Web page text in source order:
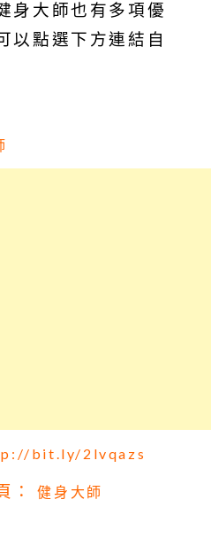
身大師也有多項優
以點選下方連結自
bit.ly/2lvqazs
： 健身大師